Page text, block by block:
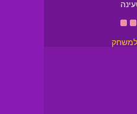
למשחק